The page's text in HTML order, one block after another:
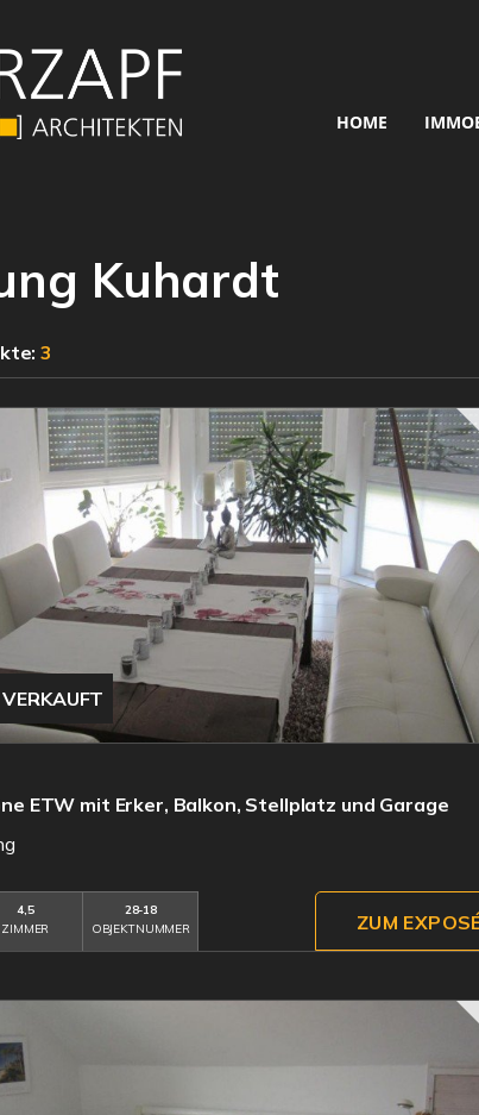
HOME
Kuhardt
3
VERKAUFT
ETW mit Erker, Balkon, Stellplatz und Garage
4,5
ZIMMER
28-18
OBJEKTNUMMER
ZUM